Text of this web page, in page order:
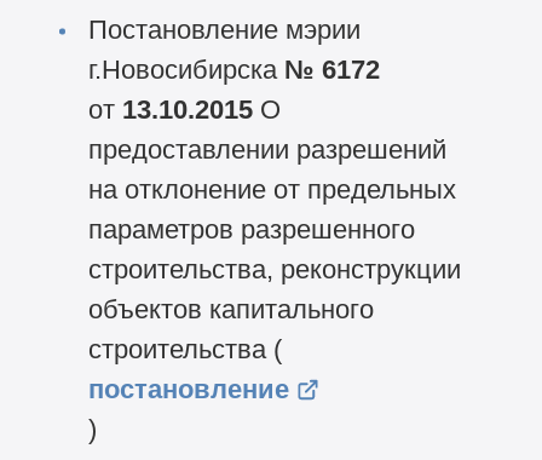
Постановление мэрии
г.Новосибирска № 6172
от 13.10.2015 О
предоставлении разрешений
на отклонение от предельных
параметров разрешенного
строительства, реконструкции
объектов капитального
строительства (
постановление
)